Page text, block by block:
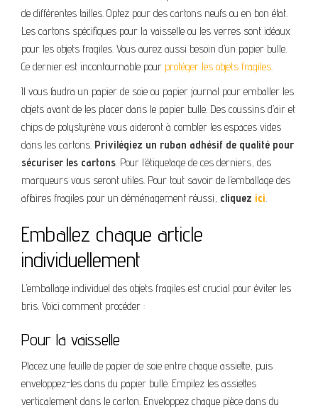
de différentes tailles. Optez pour des cartons neufs ou en bon état.
Les cartons spécifiques pour la vaisselle ou les verres sont idéaux
pour les objets fragiles. Vous aurez aussi besoin d’un papier bulle.
Ce dernier est incontournable pour protéger les objets fragiles.
Il vous faudra un papier de soie ou papier journal pour emballer les
objets avant de les placer dans le papier bulle. Des coussins d’air et
chips de polystyrène vous aideront à combler les espaces vides
dans les cartons. Privilégiez un ruban adhésif de qualité pour
sécuriser les cartons. Pour l’étiquetage de ces derniers, des
marqueurs vous seront utiles. Pour tout savoir de l’emballage des
affaires fragiles pour un déménagement réussi, cliquez ici.
Emballez chaque article
individuellement
L’emballage individuel des objets fragiles est crucial pour éviter les
bris. Voici comment procéder :
Pour la vaisselle
Placez une feuille de papier de soie entre chaque assiette, puis
enveloppez-les dans du papier bulle. Empilez les assiettes
verticalement dans le carton. Enveloppez chaque pièce dans du